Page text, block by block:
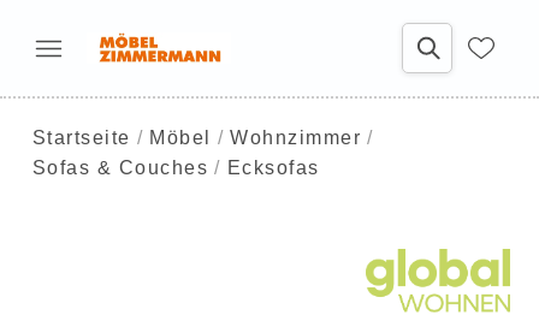
Startseite Möbel
Wohnzimmer
Sofas & Couches
Ecksofas